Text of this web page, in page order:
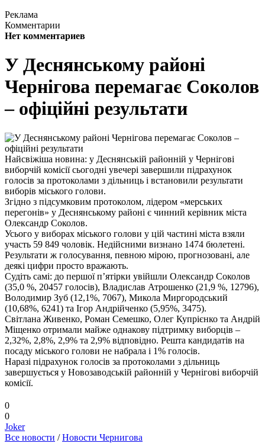
Реклама
Комментарии
Нет комментариев
У Деснянському районі
Чернігова перемагає Соколов
– офіційні результати
Найсвіжіша новина: у Деснянській районній у Чернігові
виборчій комісії сьогодні увечері завершили підрахунок
голосів за протоколами з дільниць і встановили результати
виборів міського голови.
Згідно з підсумковим протоколом, лідером «мерських
перегонів» у Деснянському районі є чинний керівник міста
Олександр Соколов.
Усього у виборах міського голови у цій частині міста взяли
участь 59 849 чоловік. Недійсними визнано 1474 бюлетені.
Результати ж голосування, певною мірою, прогнозовані, але
деякі цифри просто вражають.
Судіть самі: до першої п’ятірки увійшли Олександр Соколов
(35,0 %, 20457 голосів), Владислав Атрошенко (21,9 %, 12796),
Володимир Зуб (12,1%, 7067), Микола Миргородський
(10,68%, 6241) та Ігор Андрійченко (5,95%, 3475).
Світлана Живенко, Роман Семешко, Олег Купрієнко та Андрій
Міщенко отримали майже однакову підтримку виборців –
2,32%, 2,8%, 2,9% та 2,9% відповідно. Решта кандидатів на
посаду міського голови не набрала і 1% голосів.
Наразі підрахунок голосів за протоколами з дільниць
завершується у Новозаводській районній у Чернігові виборчій
комісії.
0
0
Joker
Все новости /Новости Чернигова